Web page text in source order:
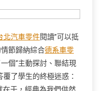
北汽車零件閱讀”可以抵
節歸納綜合德系車零
個“主動探討、聯結現
了學生的終極迷惑：